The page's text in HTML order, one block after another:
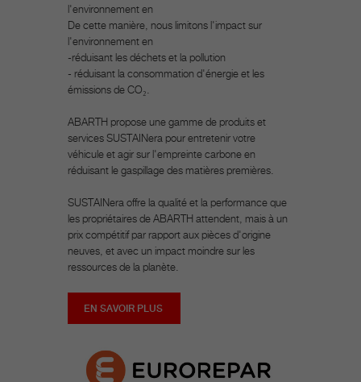
l'environnement en
De cette manière, nous limitons l'impact sur
l'environnement en
-réduisant les déchets et la pollution
- réduisant la consommation d'énergie et les
émissions de CO₂.
ABARTH propose une gamme de produits et
services SUSTAINera pour entretenir votre
véhicule et agir sur l'empreinte carbone en
réduisant le gaspillage des matières premières.
SUSTAINera offre la qualité et la performance que
les propriétaires de ABARTH attendent, mais à un
prix compétitif par rapport aux pièces d'origine
neuves, et avec un impact moindre sur les
ressources de la planète.
EN SAVOIR PLUS